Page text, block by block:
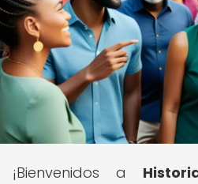
¡Bienvenidos a